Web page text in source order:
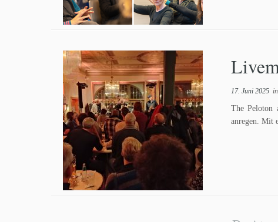
17. Juni 2025
The Peloton
anregen. Mit